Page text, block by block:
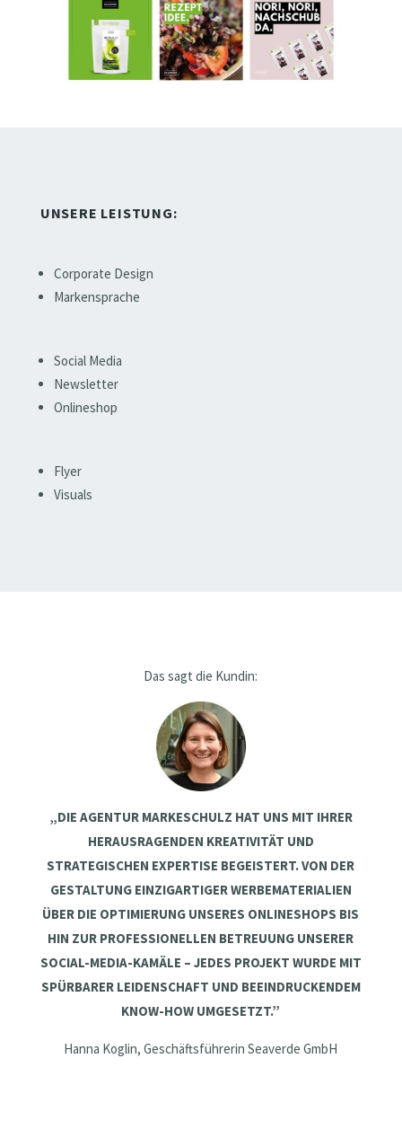
UNSERE LEISTUNG:
Corporate Design
Markensprache
Social Media
Newsletter
Onlineshop
Flyer
Visuals
Das sagt die Kundin:
„DIE AGENTUR MARKESCHULZ HAT UNS MIT IHRER
HERAUSRAGENDEN KREATIVITÄT UND
STRATEGISCHEN EXPERTISE BEGEISTERT. VON DER
GESTALTUNG EINZIGARTIGER WERBEMATERIALIEN
ÜBER DIE OPTIMIERUNG UNSERES ONLINESHOPS BIS
HIN ZUR PROFESSIONELLEN BETREUUNG UNSERER
SOCIAL-MEDIA-KAMÄLE – JEDES PROJEKT WURDE MIT
SPÜRBARER LEIDENSCHAFT UND BEEINDRUCKENDEM
KNOW-HOW UMGESETZT.”
Hanna Koglin, Geschäftsführerin Seaverde GmbH